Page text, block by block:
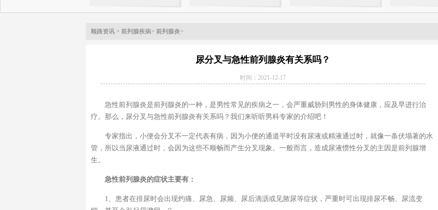
顺路资讯 > 前列腺疾病> 前列腺炎>
尿分叉与急性前列腺炎有关系吗？
时间：2021-12-17
急性前列腺炎是前列腺炎的一种，是男性常见的疾病之一，会严重威胁到男性的身体健康，应及早进行治
疗。那么，尿分叉与急性前列腺炎有关系吗？我们来听听男科专家的介绍吧！
专家指出，小便会分叉不一定代表有病，因为小便的通道平时没有尿液或精液通过时，就像一条伏塌著的水
管，所以当尿液通过时，会因为这些不顺畅而产生分叉现象。一般而言，造成尿液惯性分叉的主因是前列腺增
生。
急性前列腺炎的症状主要有：
1、患者在排尿时会出现灼痛、尿急、尿频、尿后滴沥或见脓尿等症状，严重时可出现排尿不畅、尿流变